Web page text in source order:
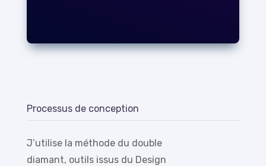
Processus de conception
J’utilise la méthode du double
diamant, outils issus du Design